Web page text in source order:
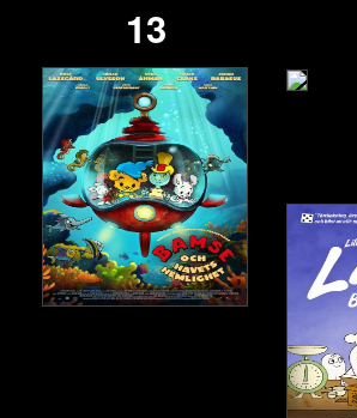
13